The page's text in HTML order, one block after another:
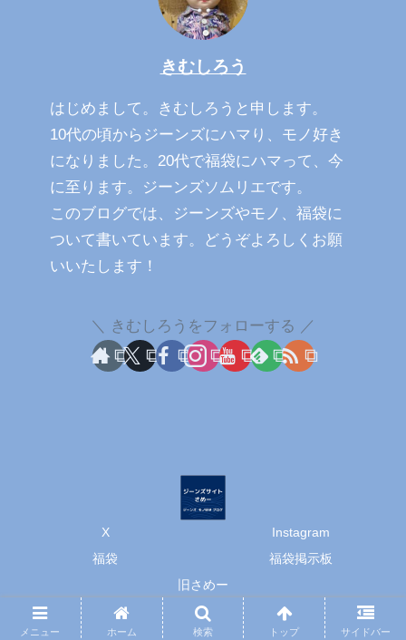
きむしろう
はじめまして。きむしろうと申します。
10代の頃からジーンズにハマり、モノ好き
になりました。20代で福袋にハマって、今
に至ります。ジーンズソムリエです。
このブログでは、ジーンズやモノ、福袋に
ついて書いています。どうぞよろしくお願
いいたします！
きむしろうをフォローする
X
Instagram
福袋
福袋掲示板
旧さめー
© 2002-2026 ジーンズサイトさめー.
メニュー ホーム 検索 トップ サイドバー